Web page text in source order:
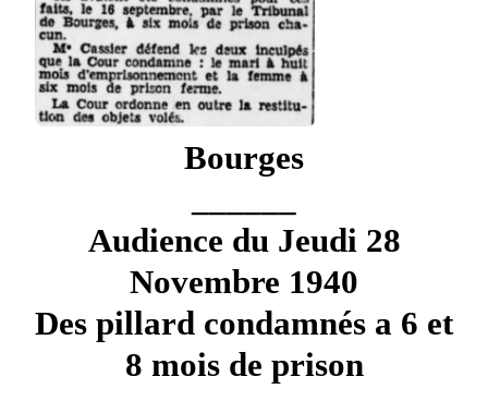
Bourges
Audience du Jeudi 28
Novembre 1940
Des pillard condamnés a 6 et
8 mois de prison